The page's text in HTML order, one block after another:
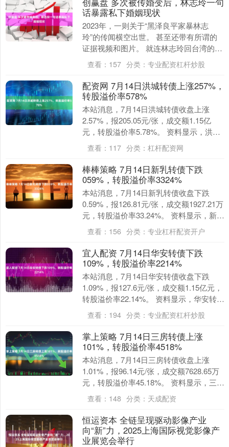
话暴露私下婚姻现状
2023年，一则关于“黑泽良平家暴林志
玲”的传闻横空出世。 甚至还带有所谓的
证据视频和图片。 就连林志玲回台湾的消
息都被传成了“逃”回台湾。 还有传闻表示
林志玲....
查看： 157 分类： 专业配资杠杆炒股
配资网 7月14日洪城转债上涨257%，
转股溢价率578%
本站消息，7月14日洪城转债收盘上涨
2.57%，报205.05元/张，成交额1.15亿
元，转股溢价率5.78%。 资料显示，洪城
转债信用级别为“AA+”，债券期....
查看： 117 分类： 杠杆配资网
棒棒策略 7月14日新乳转债下跌
059%，转股溢价率3324%
本站消息，7月14日新乳转债收盘下跌
0.59%，报126.81元/张，成交额1927.21万
元，转股溢价率33.24%。 资料显示，新乳
转债信用级别为“AA”，....
查看： 156 分类： 专业杠杆配资开户
宜人配资 7月14日华安转债下跌
109%，转股溢价率2214%
本站消息，7月14日华安转债收盘下跌
1.09%，报127.6元/张，成交额1.15亿元，
转股溢价率22.14%。 资料显示，华安转债
信用级别为“AAA”，债券期....
查看： 194 分类： 专业配资杠杆炒股
掌上策略 7月14日三房转债上涨
101%，转股溢价率4518%
本站消息，7月14日三房转债收盘上涨
1.01%，报96.14元/张，成交额7628.65万
元，转股溢价率45.18%。 资料显示，三房
转债信用级别为“A+”，债....
查看： 148 分类： 天成配资
恒运资本 全链呈现驱动影像产业
向“新”力，2025上海国际视觉影像产
业展览会举行